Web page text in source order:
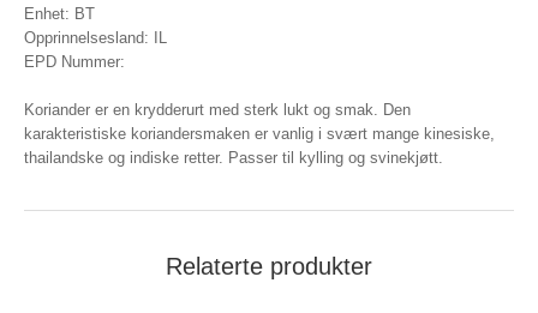
Enhet: BT
Opprinnelsesland: IL
EPD Nummer:
Koriander er en krydderurt med sterk lukt og smak. Den
karakteristiske koriandersmaken er vanlig i svært mange kinesiske,
thailandske og indiske retter. Passer til kylling og svinekjøtt.
Relaterte produkter